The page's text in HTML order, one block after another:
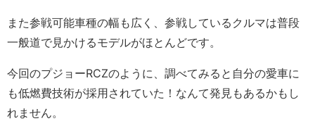
また参戦可能車種の幅も広く、参戦しているクルマは普段
一般道で見かけるモデルがほとんどです。
今回のプジョーRCZのように、調べてみると自分の愛車に
も低燃費技術が採用されていた！なんて発見もあるかもし
れません。